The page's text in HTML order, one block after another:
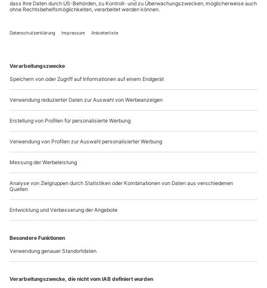
CDU-Politprofi Bernd Neumann aus Bremen hat erreicht, was
keinem seiner Vorgänger vergönnt war: eine zweite Spielzeit
seinem Nachfolger Julian Nida-Rümelin war nach ebenfalls
zwei Jahren seine Professur wichtiger, und Christina Weiss
musste 2005...
Neue Stücke
Uraufführungen im Januar: Von uniformierten Revolutionären bis zu
ungesicherten Arbeits- und Beziehungsverhältnissen.
Die heimliche Uraufführung war schon bei «Harald Schmidt»:
Der Latenight-Talker und Operetten-Zar stellte sich der
Schau­spielerin, Autorin und Performancekünstlerin Anne
Tismer zur zweitbesten Sendezeit zur Verfügung, um mit ihr
gemeinsam einen zehnminütigen Probelauf von «Hitlerine» in
selbstgebastelten Jeeps und Ameisenkos­tümen zu performen.
Das komplette...